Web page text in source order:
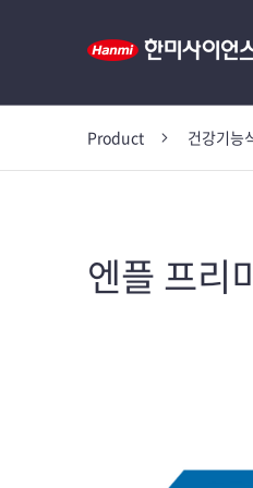
Product 건강기능
엔플 프리